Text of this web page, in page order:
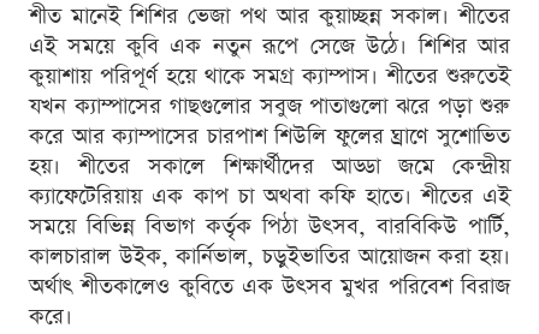
শীত মানেই শিশির ভেজা পথ আর কুয়াচ্ছন্ন সকাল। শীতের
এই সময়ে কুবি এক নতুন রূপে সেজে উঠে। শিশির আর
কুয়াশায় পরিপূর্ণ হয়ে থাকে সমগ্র ক্যাম্পাস। শীতের শুরুতেই
যখন ক্যাম্পাসের গাছগুলোর সবুজ পাতাগুলো ঝরে পড়া শুরু
করে আর ক্যাম্পাসের চারপাশ শিউলি ফুলের ঘ্রাণে সুশোভিত
হয়। শীতের সকালে শিক্ষার্থীদের আড্ডা জমে কেন্দ্রীয়
ক্যাফেটেরিয়ায় এক কাপ চা অথবা কফি হাতে। শীতের এই
সময়ে বিভিন্ন বিভাগ কর্তৃক পিঠা উৎসব, বারবিকিউ পার্টি,
কালচারাল উইক, কার্নিভাল, চড়ুইভাতির আয়োজন করা হয়।
অর্থাৎ শীতকালেও কুবিতে এক উৎসব মুখর পরিবেশ বিরাজ
করে।